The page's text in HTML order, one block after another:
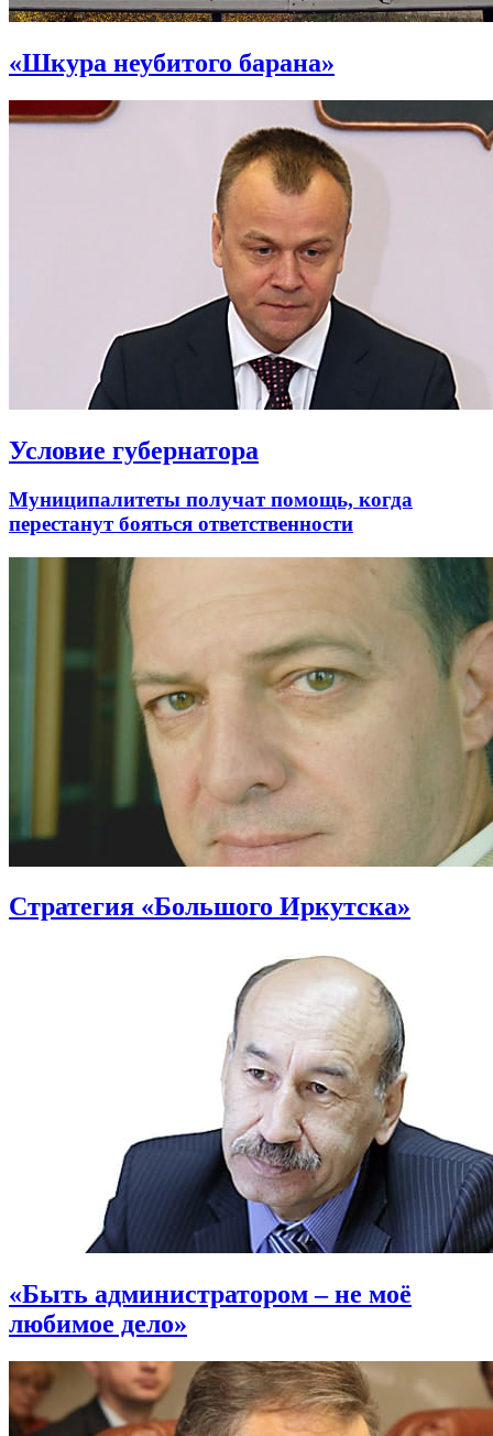
«Шкура неубитого барана»
Условие губернатора
Муниципалитеты получат помощь, когда
перестанут бояться ответственности
Стратегия «Большого Иркутска»
«Быть администратором – не моё
любимое дело»